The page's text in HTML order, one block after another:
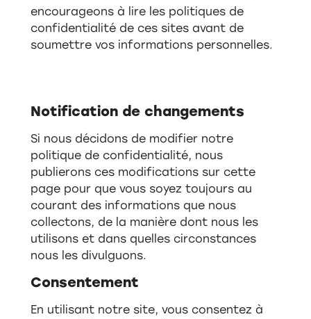
encourageons à lire les politiques de
confidentialité de ces sites avant de
soumettre vos informations personnelles.
Notification de changements
Si nous décidons de modifier notre
politique de confidentialité, nous
publierons ces modifications sur cette
page pour que vous soyez toujours au
courant des informations que nous
collectons, de la manière dont nous les
utilisons et dans quelles circonstances
nous les divulguons.
Consentement
En utilisant notre site, vous consentez à